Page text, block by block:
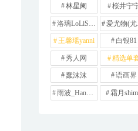
林星阑 桜井宁
洛璃LoLiSAMA 爱尤物(尤果网)
王馨瑶yanni 白银81
秀人网 精选单
蠢沫沫 语画界
雨波_HaneAme 霜月